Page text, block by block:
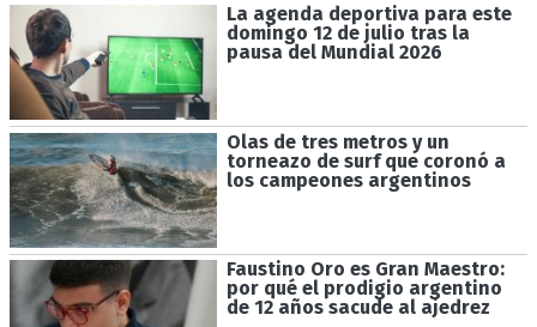
La agenda deportiva para este
domingo 12 de julio tras la
pausa del Mundial 2026
Olas de tres metros y un
torneazo de surf que coronó a
los campeones argentinos
Faustino Oro es Gran Maestro:
por qué el prodigio argentino
de 12 años sacude al ajedrez